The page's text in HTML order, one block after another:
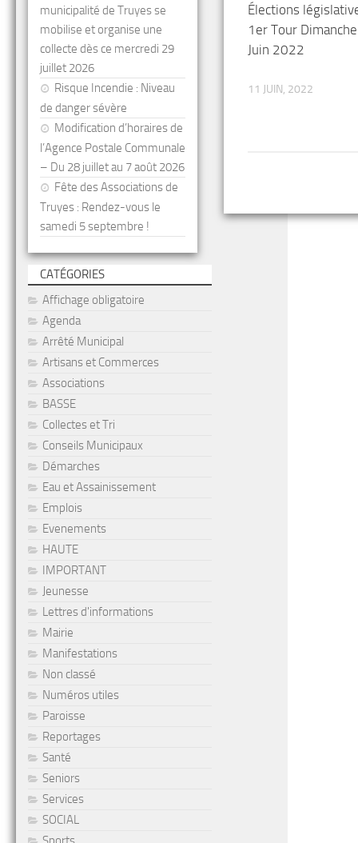
Élections
1er Tour
Juin 2022
11 JUIN, 2022
municipalité de Truyes se
mobilise et organise une
collecte dès ce mercredi 29
juillet 2026
Risque Incendie : Niveau
de danger sévère
Modification d’horaires de
l’Agence Postale Communale
– Du 28 juillet au 7 août 2026
Fête des Associations de
Truyes : Rendez-vous le
samedi 5 septembre !
CATÉGORIES
Affichage obligatoire
Agenda
Arrêté Municipal
Artisans et Commerces
Associations
BASSE
Collectes et Tri
Conseils Municipaux
Démarches
Eau et Assainissement
Emplois
Evenements
HAUTE
IMPORTANT
Jeunesse
Lettres d'informations
Mairie
Manifestations
Non classé
Numéros utiles
Paroisse
Reportages
Santé
Seniors
Services
SOCIAL